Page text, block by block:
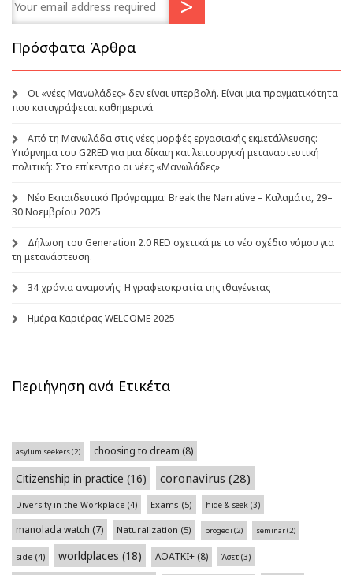
Πρόσφατα Άρθρα
Οι «νέες Μανωλάδες» δεν είναι υπερβολή. Είναι μια πραγματικότητα
που καταγράφεται καθημερινά.
Από τη Μανωλάδα στις νέες μορφές εργασιακής εκμετάλλευσης:
Υπόμνημα του G2RED για μια δίκαιη και λειτουργική μεταναστευτική
πολιτική: Στο επίκεντρο οι νέες «Μανωλάδες»
Νέο Εκπαιδευτικό Πρόγραμμα: Break the Narrative – Καλαμάτα, 29–
30 Νοεμβρίου 2025
Δήλωση του Generation 2.0 RED σχετικά με το νέο σχέδιο νόμου για
τη μετανάστευση.
34 χρόνια αναμονής: Η γραφειοκρατία της ιθαγένειας
Ημέρα Καριέρας WELCOME 2025
Περιήγηση ανά Ετικέτα
asylum seekers(2) choosing to dream (8)
Citizenship in practice (16) coronavirus (28)
Diversity in the Workplace (4) Exams (5) hide & seek (3)
manolada watch (7) Naturalization (5) progedi (2) seminar(2)
side (4) worldplaces (18) ΛΟΑΤΚΙ+ (8) Άσετ (3)